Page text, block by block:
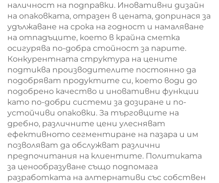
наличност на подправки. Иновативни дизайн
на опаковката, отразен в цената, допринася за
удължаване на срока на годност и намаляване
на отпадъците, което в крайна сметка
осигурява по-добра стойност за парите.
Конкурентната структура на цените
подтиква производителите постоянно да
подобряват продуктите си, което води до
подобрено качество и иновативни функции
като по-добри системи за дозиране и по-
устойчиви опаковки. За търговците на
дребно, различните цени улесняват
ефективното сегментиране на пазара и им
позволяват да обслужват различни
предпочитания на клиентите. Политиката
за ценообразуване също подпомага
разработката на алтернативи със собствен